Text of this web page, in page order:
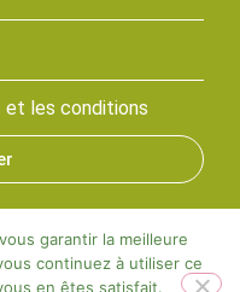
les conditions
|Mentions légales
garantir la meilleure
continuez à utiliser ce
en êtes satisfait.